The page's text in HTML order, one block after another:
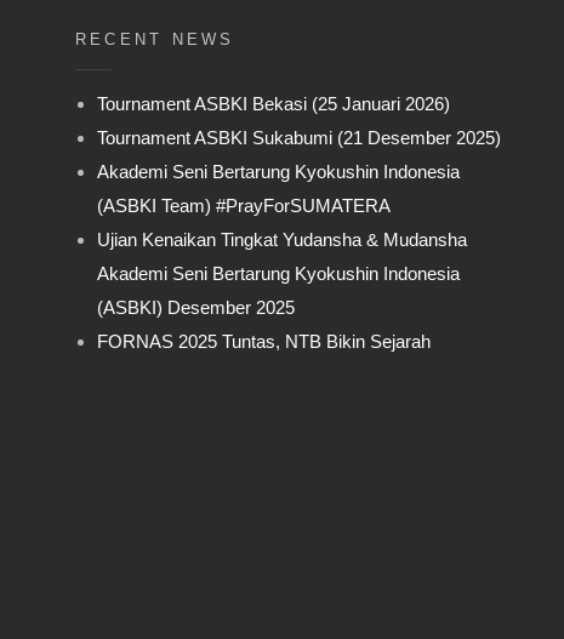
RECENT NEWS
Tournament ASBKI Bekasi (25 Januari 2026)
Tournament ASBKI Sukabumi (21 Desember 2025)
Akademi Seni Bertarung Kyokushin Indonesia
(ASBKI Team) #PrayForSUMATERA
Ujian Kenaikan Tingkat Yudansha & Mudansha
Akademi Seni Bertarung Kyokushin Indonesia
(ASBKI) Desember 2025
FORNAS 2025 Tuntas, NTB Bikin Sejarah